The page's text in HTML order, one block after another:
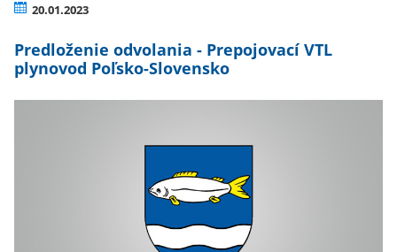
20.01.2023
Predloženie odvolania - Prepojovací VTL
plynovod Poľsko-Slovensko